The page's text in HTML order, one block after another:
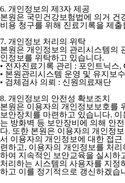
6. 개인정보의 제3자 제공
본원은 국민건강보험법에 의거 건
비용 청구를 위해 진료기록을 제출
7. 개인정보 처리의 위탁
본원은 개인정보의 관리시스템의
인정보를 위탁하고 있습니다.
• 전자진료기록 관리 : 포인트닉스,
• 본원관리시스템 운영 및 유지보
• 검체검사 의뢰 : 신원의료재단
8. 개인정보의 안전성 확보조치
본원은 이용자의 개인정보보호를
보안장치를 마련하고 있습니다.
는 방화벽 등 보안장비에 의해 안
다. 또한 본원은 이용자의 개인정
서 이용자의 개인정보에 대한 접
련하고, 이용자의 개인정보를 처
하여 지속적인 보안교육을 실시하
처리하는 시스템의 사용자를 지정
하고 이를 정기적으로 갱신하겠습